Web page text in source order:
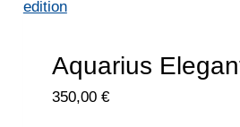
Aquarius
350,00 €